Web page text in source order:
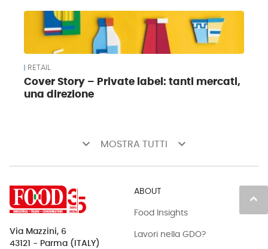
RETAIL
Cover Story – Private label: tanti mercati,
una direzione
keyboard_arrow_down MOSTRA TUTTI keyboard_arrow_down
keyboard_arrow_up
Via Mazzini, 6
43121 - Parma (ITALY)
ABOUT
Food Insights
Lavori nella GDO?